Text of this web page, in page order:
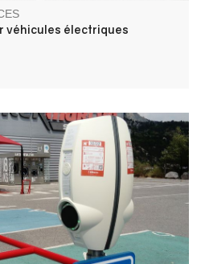
véhicules électriques
ZEborne sont disponibles